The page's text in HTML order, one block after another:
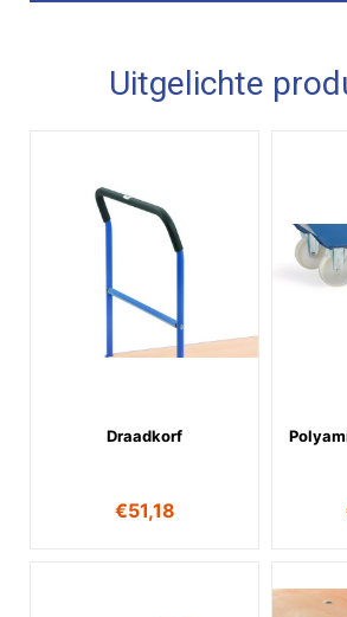
Uitgelichte
Draadkorf
€51,18